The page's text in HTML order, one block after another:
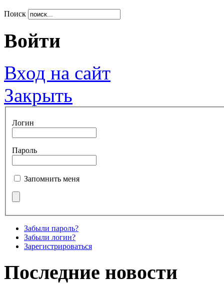
Поиск
Войти
Вход на сайт
Закрыть
Логин
Пароль
Запомнить меня
Забыли пароль?
Забыли логин?
Зарегистрироваться
Последние новости